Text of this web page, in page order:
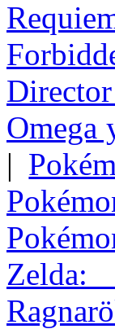
Omega
|
Zelda: